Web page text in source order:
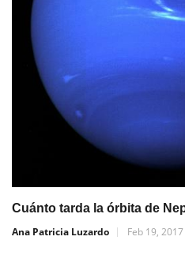
Cuánto tarda la órbita de
Ana Patricia Luzardo
Feb 19, 2017